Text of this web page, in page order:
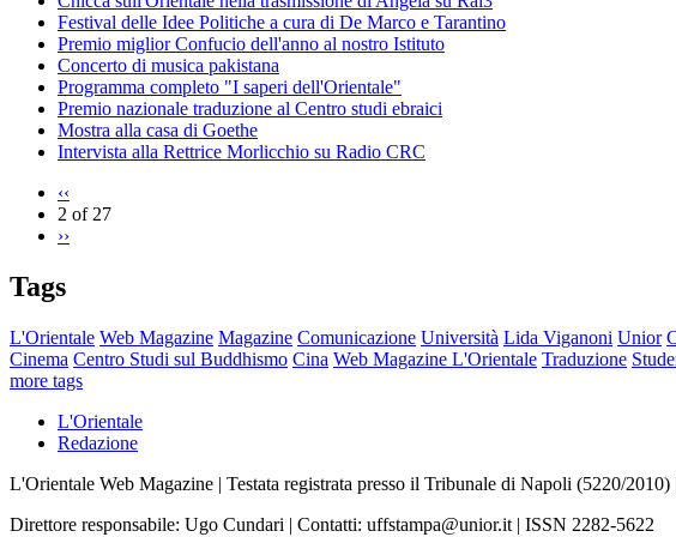
Festival delle Idee Politiche a cura di De Marco e Tarantino
Premio miglior Confucio dell'anno al nostro Istituto
Concerto di musica pakistana
Programma completo "I saperi dell'Orientale"
Premio nazionale traduzione al Centro studi ebraici
Mostra alla casa di Goethe
Intervista alla Rettrice Morlicchio su Radio CRC
‹‹
2 of 27
››
Tags
L'Orientale Web Magazine Magazine Comunicazione Università Lida Viganoni Unior
Cinema Centro Studi sul Buddhismo Cina Web Magazine L'Orientale Traduzione
more tags
L'Orientale
Redazione
L'Orientale Web Magazine | Testata registrata presso il Tribunale di Napoli (5220/
Direttore responsabile: Ugo Cundari | Contatti: uffstampa@unior.it | ISSN 2282-5622